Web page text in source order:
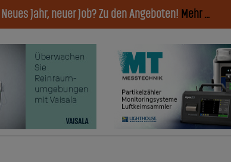
Neues Jahr, neuer Job? Zu den Angeboten! Mehr ...